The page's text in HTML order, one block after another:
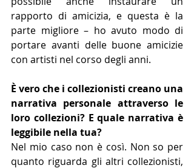
rapporto di amicizia, e questa è la
parte migliore – ho avuto modo di
portare avanti delle buone amicizie
con artisti nel corso degli anni.
È vero che i collezionisti creano una
narrativa personale attraverso le
loro collezioni? E quale narrativa è
leggibile nella tua?
Nel mio caso non è così. Non so per
quanto riguarda gli altri collezionisti,